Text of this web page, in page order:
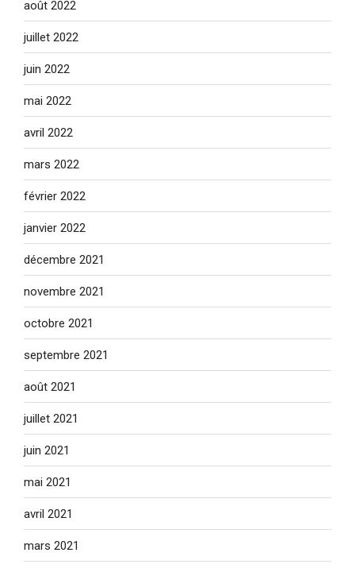
août 2022
juillet 2022
juin 2022
mai 2022
avril 2022
mars 2022
février 2022
janvier 2022
décembre 2021
novembre 2021
octobre 2021
septembre 2021
août 2021
juillet 2021
juin 2021
mai 2021
avril 2021
mars 2021